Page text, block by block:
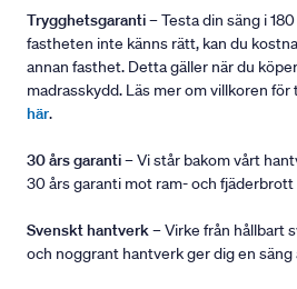
Trygghetsgaranti– Testa din säng i
fastheten inte känns rätt, kan du
annan fasthet. Detta gäller när du
madrasskydd. Läs mer om villkoren
här.
30 års garanti– Vi står bakom vårt
30 års garanti mot ram- och fjäderbrott
Svenskt hantverk– Virke från hållbart
och noggrant hantverk ger dig en säng